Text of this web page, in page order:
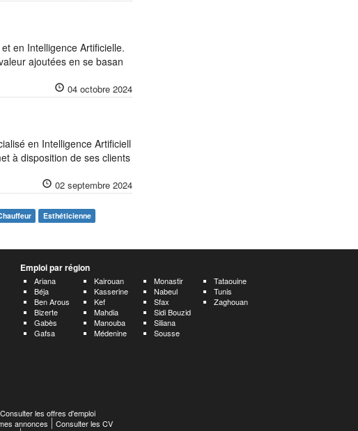
en Intelligence Artificielle.
ajoutées en se basan
04 octobre 2024
en Intelligence Artificiell
à disposition de ses clients
02 septembre 2024
Esthéticienne
Emploi par région
Ariana
Béja
Ben Arous
Bizerte
Gabès
Gafsa
Kairouan
Kasserine
Kef
Mahdia
Manouba
Médenine
Monastir
Nabeul
Sfax
Sidi Bouzid
Siliana
Sousse
Tataouine
Tunis
Zaghouan
Consulter les offres d'emploi
annonces
Consulter les CV